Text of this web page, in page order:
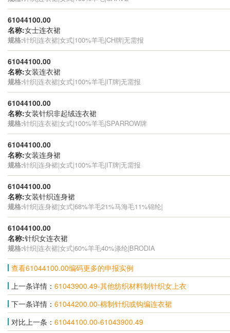
61044100.00
名称:女士连衣裙
规格:针织|连衣裙|女式|100%羊毛|CH牌|无需报
61044100.00
名称:女装连衣裙
规格:针织|连衣裙|女式|100%羊毛|IT牌|无需报
61044100.00
名称:女装针织非起绒连衣裙
规格:针织|连衣裙|女式|100%羊毛|SPARROW牌
61044100.00
名称:女装连身裙
规格:针织|连身裙|女式|100%羊毛|IT牌|无需报
61044100.00
名称:女装针织连身裙
规格:针织|连身裙|女式|68%羊毛21%马海毛11%锦纶|
61044100.00
名称:针织女连衣裙
规格:针织|连衣裙|女式|60%羊毛40%涤纶|BRODIA
查看61044100.00编码更多的申报实例
上一条详情： 61043900.49-其他纺织材料制针织女上衣
下一条详情： 61044200.00-棉制针织或钩编连衣裙
对比上一条： 61044100.00-61043900.49